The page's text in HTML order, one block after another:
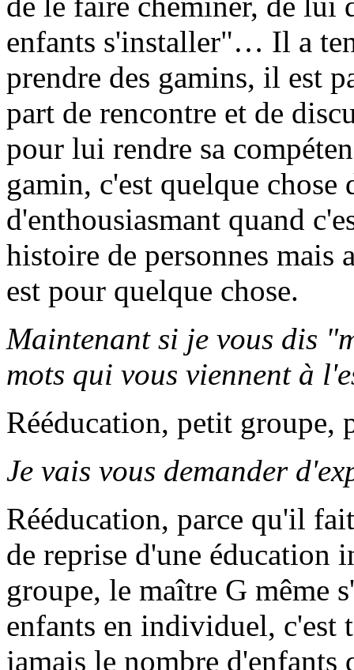
enfants s'installer"… Il a
prendre des gamins, il est
part de rencontre et de
pour lui rendre sa
gamin, c'est quelque
d'enthousiasmant quand
histoire de personnes mais
est pour quelque chose.
Maintenant si je vous dis
mots qui vous viennent à
Rééducation, petit groupe,
Je vais vous demander
Rééducation, parce qu'il
de reprise d'une éducation
groupe, le maître G même
enfants en individuel, c'est
jamais le nombre d'enfants